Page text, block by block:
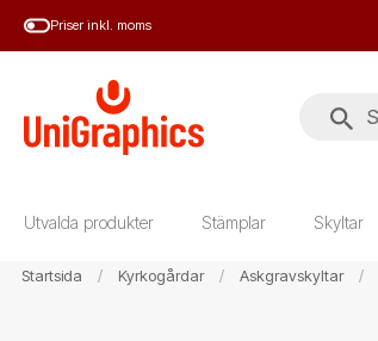
HoppaPriser inkl. moms
Utvalda produkter Stämplar Skyltar
Startsida Kyrkogårdar Askgravskyltar